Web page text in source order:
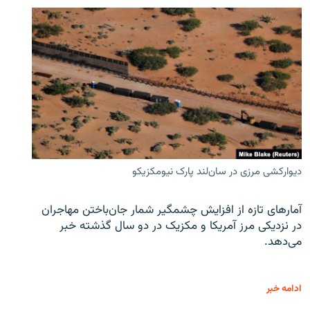
دیوارکشی مرزی در سان‌لند پارک نیومکزیکو
آمارهای تازه از افزایش چشمگیر شمار جان‌باختن مهاجران
در نزدیکی مرز آمریکا و مکزیک در دو سال گذشته خبر
می‌دهد.
ادامه خبر